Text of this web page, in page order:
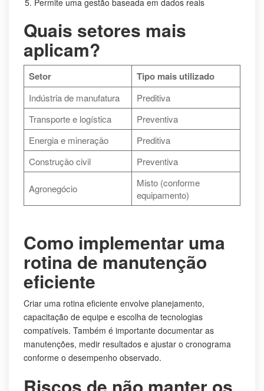
Quais setores mais
aplicam?
Setor Tipo mais utilizado
Indústria de manufatura
Preditiva
Transporte e logística
Preventiva
Energia e mineração
Preditiva
Construção civil
Preventiva
Agronegócio
Misto (conforme
equipamento)
Como implementar uma
rotina de manutenção
eficiente
Criar uma rotina eficiente envolve planejamento,
capacitação de equipe e escolha de tecnologias
compatíveis. Também é importante documentar as
manutenções, medir resultados e ajustar o cronograma
conforme o desempenho observado.
Riscos de não manter os